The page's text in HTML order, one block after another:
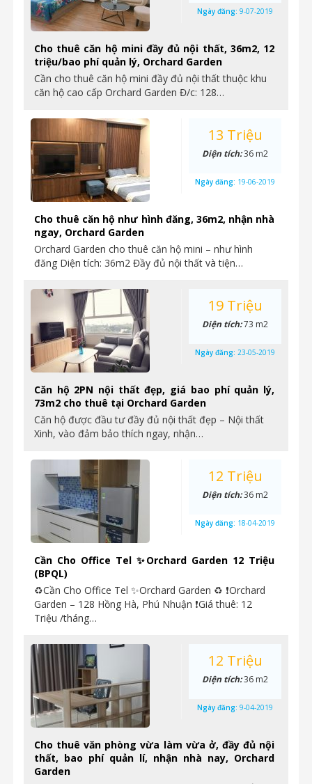
Cho thuê căn hộ mini đầy đủ nội thất, 36m2, 12
triệu/bao phí quản lý, Orchard Garden
Cần cho thuê căn hộ mini đầy đủ nội thất thuộc khu
căn hộ cao cấp Orchard Garden Đ/c: 128…
Ngày đăng: 9-07-2019
Cho thuê căn hộ như hình đăng, 36m2, nhận nhà
ngay, Orchard Garden
Orchard Garden cho thuê căn hộ mini – như hình
đăng Diện tích: 36m2 Đầy đủ nội thất và tiện…
13 Triệu
Diện tích:36 m2
Ngày đăng: 19-06-2019
Căn hộ 2PN nội thất đẹp, giá bao phí quản lý,
73m2 cho thuê tại Orchard Garden
Căn hộ được đầu tư đầy đủ nội thất đẹp – Nội thất
Xinh, vào đảm bảo thích ngay, nhận…
19 Triệu
Diện tích:73 m2
Ngày đăng: 23-05-2019
Cần Cho Office Tel ✨Orchard Garden 12 Triệu
(BPQL)
♻Cần Cho Office Tel ✨Orchard Garden ♻ ❗Orchard
Garden – 128 Hồng Hà, Phú Nhuận ❗Giá thuê: 12
Triệu /tháng…
12 Triệu
Diện tích:36 m2
Ngày đăng: 18-04-2019
Cho thuê văn phòng vừa làm vừa ở, đầy đủ nội
thất, bao phí quản lí, nhận nhà nay, Orchard
Garden
12 Triệu
Diện tích:36 m2
Ngày đăng: 9-04-2019